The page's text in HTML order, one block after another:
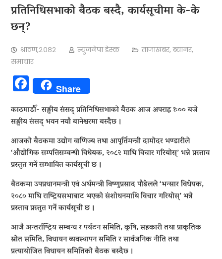
प्रतिनिधिसभाको बैठक बस्दै, कार्यसूचीमा के-के
छन्?
श्रावण,२०८२ न्युजनेपा डेस्क ताजाखबर,ब्यानर,
समाचार
Facebook
Share
काठमाडौँ- सङ्घीय संसद् प्रतिनिधिसभाको बैठक आज अपराह्न १ः०० बजे
सङ्घीय संसद् भवन नयाँ बानेश्वरमा बस्दैछ ।
आजको बैठकमा उद्योग वाणिज्य तथा आपूर्तिमन्त्री दामोदर भण्डारीले
‘औद्योगिक सम्पत्तिसम्बन्धी विधेयक, २०८२ माथि विचार गरियोस्’ भन्ने प्रस्ताव
प्रस्तुत गर्ने सम्भावित कार्यसूची छ ।
बैठकमा उपप्रधानमन्त्री एवं अर्थमन्त्री विष्णुप्रसाद पौडेलले ‘भन्सार विधेयक,
२०८० माथि राष्ट्रियसभाबाट भएको संशोधनमाथि विचार गरियोस्’ भन्ने
प्रस्ताव प्रस्तुत गर्ने कार्यसूची छ ।
आजै अन्तर्राष्ट्रिय सम्बन्ध र पर्यटन समिति, कृषि, सहकारी तथा प्राकृतिक
स्रोत समिति, विधायन व्यवस्थापन समिति र सार्वजनिक नीति तथा
प्रत्यायोजित विधायन समितिको बैठक बस्दैछ ।